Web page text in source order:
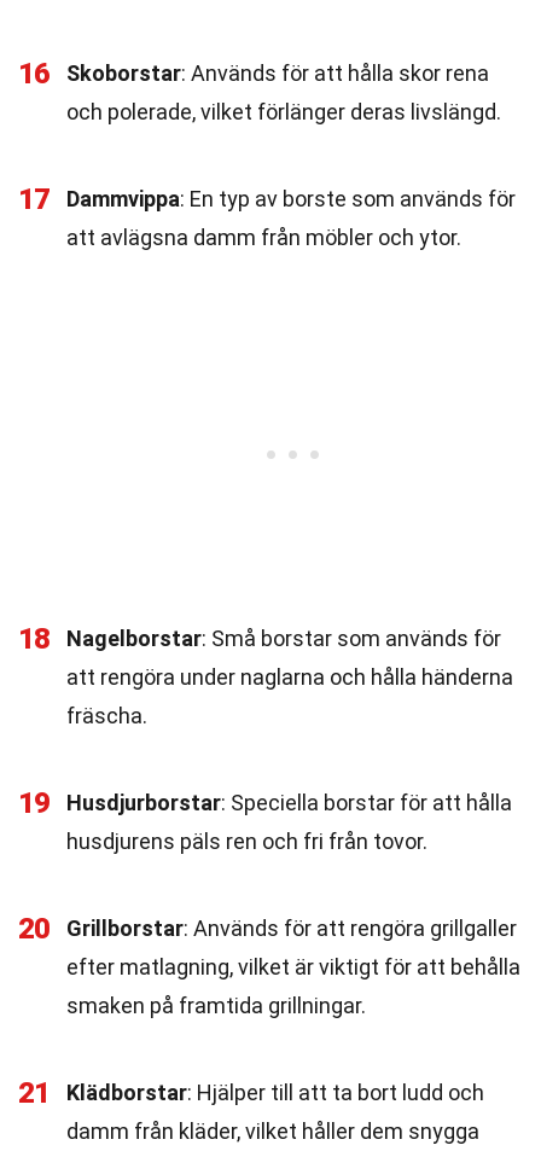
16 Skoborstar: Används för att hålla skor rena
och polerade, vilket förlänger deras livslängd.
17 Dammvippa: En typ av borste som används för
att avlägsna damm från möbler och ytor.
18 Nagelborstar: Små borstar som används för
att rengöra under naglarna och hålla händerna
fräscha.
19 Husdjurborstar: Speciella borstar för att hålla
husdjurens päls ren och fri från tovor.
20 Grillborstar: Används för att rengöra grillgaller
efter matlagning, vilket är viktigt för att behålla
smaken på framtida grillningar.
21 Klädborstar: Hjälper till att ta bort ludd och
damm från kläder, vilket håller dem snygga